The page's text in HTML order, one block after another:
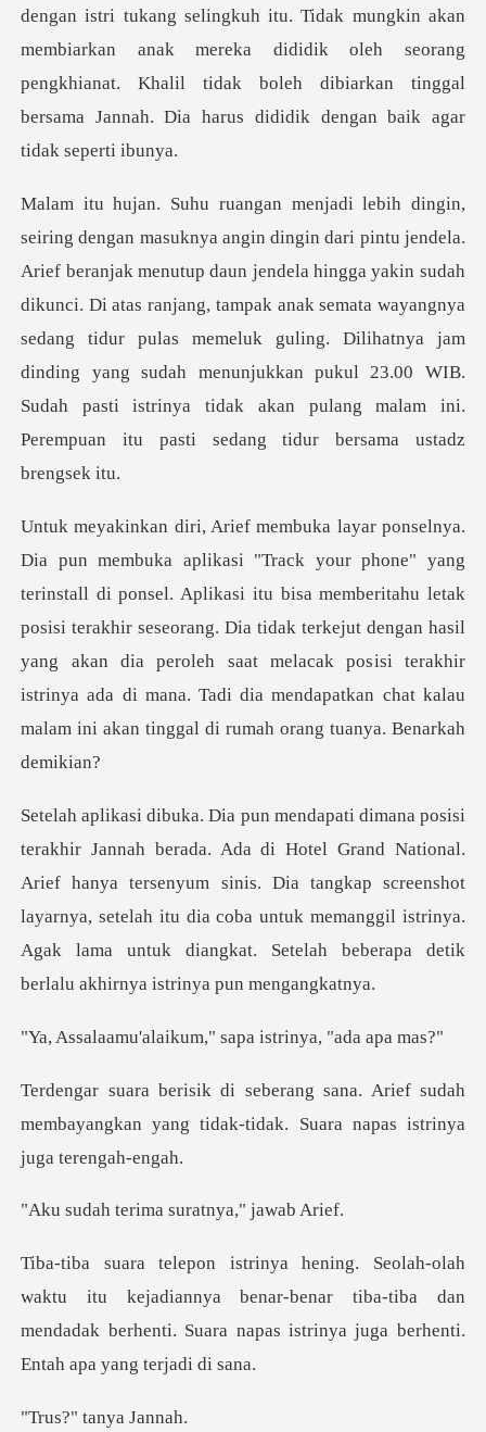
dengan istri tukang selingkuh itu. Tidak mungk
la hingga yakin sudah
dikunci. Di atas ranjang, tampak anak semata wayangnya
sedang tidur pulas memeluk guling. Dilihatnya jam
dinding yang su
kasi itu bisa memberitahu letak
posisi terakhir seseorang. Dia tidak terkejut dengan hasil
yang akan dia peroleh saat melacak pos
onal.
Arief hanya tersenyum sinis. Dia tangkap screenshot
layarnya, setelah itu dia coba untuk memanggil
ikum," sapa istrin
Arief sudah
membayangkan yang tidak-tidak.
rima suratnya
kejadiannya benar-benar tiba-tiba dan
mendadak berhenti. Suar
tanya